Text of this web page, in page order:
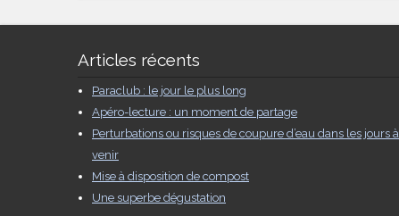
Articles récents
Paraclub : le jour le plus long
Apéro-lecture : un moment de partage
Perturbations ou risques de coupure d’eau dans les jours à
venir
Mise à disposition de compost
Une superbe dégustation